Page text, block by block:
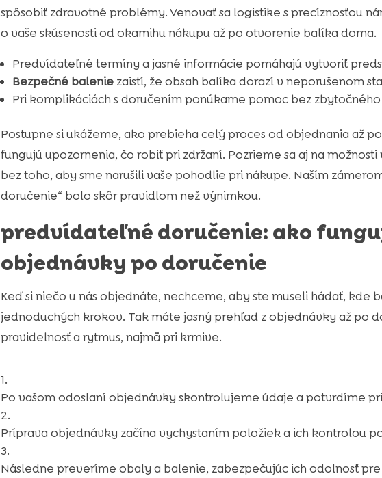
spôsobiť zdravotné problémy. Venovať sa logistike s precíznosťou
o vaše skúsenosti od okamihu nákupu až po otvorenie balíka doma.
Predvídateľné termíny a jasné informácie pomáhajú vytvoriť
Bezpečné baleniezaistí, že obsah balíka dorazí v neporušenom
Pri komplikáciách s doručením ponúkame pomoc bez zbytočného
Postupne si ukážeme, ako prebieha celý proces od objednania až
fungujú upozornenia, čo robiť pri zdržaní. Pozrieme sa aj na
bez toho, aby sme narušili vaše pohodlie pri nákupe. Naším
doručenie“ bolo skôr pravidlom než výnimkou.
predvídateľné doručenie: ako
objednávky po doručenie
Keď si niečo u nás objednáte, nechceme, aby ste museli hádať, kde
jednoduchých krokov. Tak máte jasný prehľad z objednávky až po
pravidelnosť a rytmus, najmä pri krmive.
Po vašom odoslaní objednávky skontrolujeme údaje a potvrdíme
Príprava objednávky začína vychystaním položiek a ich kontrolou
Následne preveríme obaly a balenie, zabezpečujúc ich odolnosť